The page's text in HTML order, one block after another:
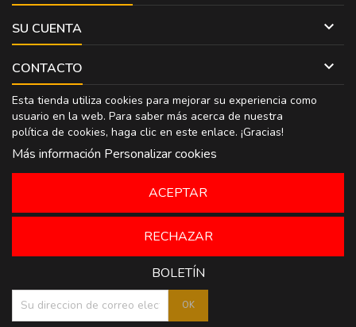
SU CUENTA 
CONTACTO 
Esta tienda utiliza cookies para mejorar su experiencia como
usuario en la web. Para saber más acerca de nuestra
política de cookies, haga clic en este enlace. ¡Gracias!
Más información Personalizar cookies
RECHAZAR
ACEPTAR
BOLETÍN